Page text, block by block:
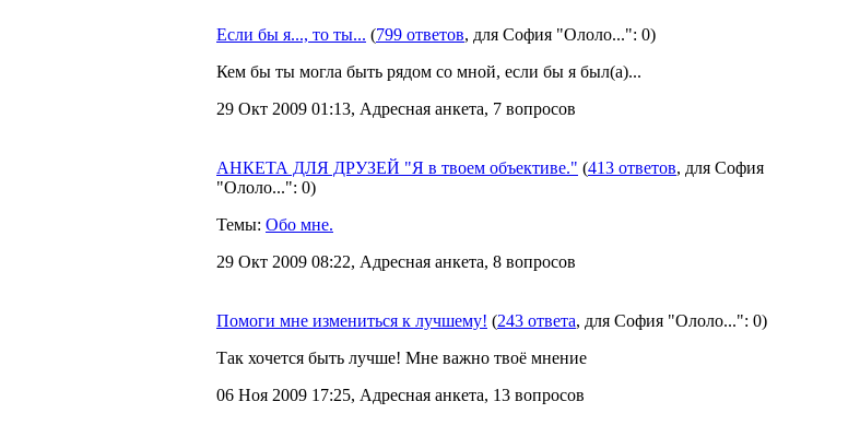
Если бы я..., то ты... (799 ответов, для София "Ололо...": 0)
Кем бы ты могла быть рядом со мной, если бы я был(а)...
29 Окт 2009 01:13, Адресная анкета, 7 вопросов
АНКЕТА ДЛЯ ДРУЗЕЙ "Я в твоем объективе." (413 ответов, для София
"Ололо...": 0)
Темы: Обо мне.
29 Окт 2009 08:22, Адресная анкета, 8 вопросов
Помоги мне измениться к лучшему! (243 ответа, для София "Ололо...": 0)
Так хочется быть лучше! Мне важно твоё мнение
06 Ноя 2009 17:25, Адресная анкета, 13 вопросов